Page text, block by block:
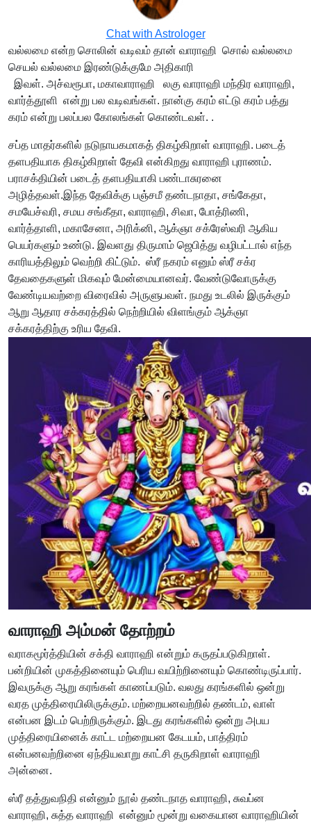
Chat with Astrologer
வல்லமை என்ற சொலின் வடிவம் தான் வாராஹி சொல் வல்லமை
செயல் வல்லமை இரண்டுக்குமே அதிகாரி
இவள். அச்வரூபா, மகாவாராஹி லகு வாராஹி மந்திர வாராஹி,
வார்த்தூளி என்று பல வடிவங்கள். நான்கு கரம் எட்டு கரம் பத்து
கரம் என்று பலப்பல கோலங்கள் கொண்டவள். .
சப்த மாதர்களில் நடுநாயகமாகத் திகழ்கிறாள் வாராஹி. படைத்
தளபதியாக திகழ்கிறாள் தேவி என்கிறது வாராஹி புராணம்.
பராசக்தியின் படைத் தளபதியாகி பண்டாசுரனை
அழித்தவள்.இந்த தேவிக்கு பஞ்சமீ தண்டநாதா, சங்கேதா,
சமயேச்வரி, சமய சங்கீதா, வாராஹி, சிவா, போத்ரிணி,
வார்த்தாளி, மகாசேனா, அரிக்னி, ஆக்ஞா சக்ரேஸ்வரி ஆகிய
பெயர்களும் உண்டு. இவளது திருமாம் ஜெபித்து வழிபட்டால் எந்த
காரியத்திலும் வெற்றி கிட்டும். ஸ்ரீ நகரம் எனும் ஸ்ரீ சக்ர
தேவதைகளுள் மிகவும் மேன்மையானவர். வேண்டுவோருக்கு
வேண்டியவற்றை விரைவில் அருளுபவள். நமது உடலில் இருக்கும்
ஆறு ஆதார சக்கரத்தில் நெற்றியில் விளங்கும் ஆக்ஞா
சக்கரத்திற்கு உரிய தேவி.
வாராஹி அம்மன் தோற்றம்
வராகமூர்த்தியின் சக்தி வாராஹி என்றும் கருதப்படுகிறாள்.
பன்றியின் முகத்தினையும் பெரிய வயிற்றினையும் கொண்டிருப்பார்.
இவருக்கு ஆறு கரங்கள் காணப்படும். வலது கரங்களில் ஒன்று
வரத முத்திரையிலிருக்கும். மற்றையனவற்றில் தண்டம், வாள்
என்பன இடம் பெற்றிருக்கும். இடது கரங்களில் ஒன்று அபய
முத்திரையினைக் காட்ட மற்றையன கேடயம், பாத்திரம்
என்பனவற்றினை ஏந்தியவாறு காட்சி தருகிறாள் வாராஹி
அன்னை.
ஸ்ரீ தத்துவநிதி என்னும் நூல் தண்டநாத வாராஹி, சுவப்ன
வாராஹி, சுத்த வாராஹி என்னும் மூன்று வகையான வாராஹியின்